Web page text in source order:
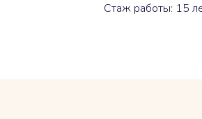
Стаж работы: 15